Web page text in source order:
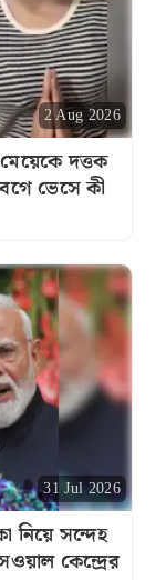
2 Aug 2026
দত্তক
ভেসে কী
31 Jul 2026
নিয়ে সন্দেহ
কেন্দ্রের